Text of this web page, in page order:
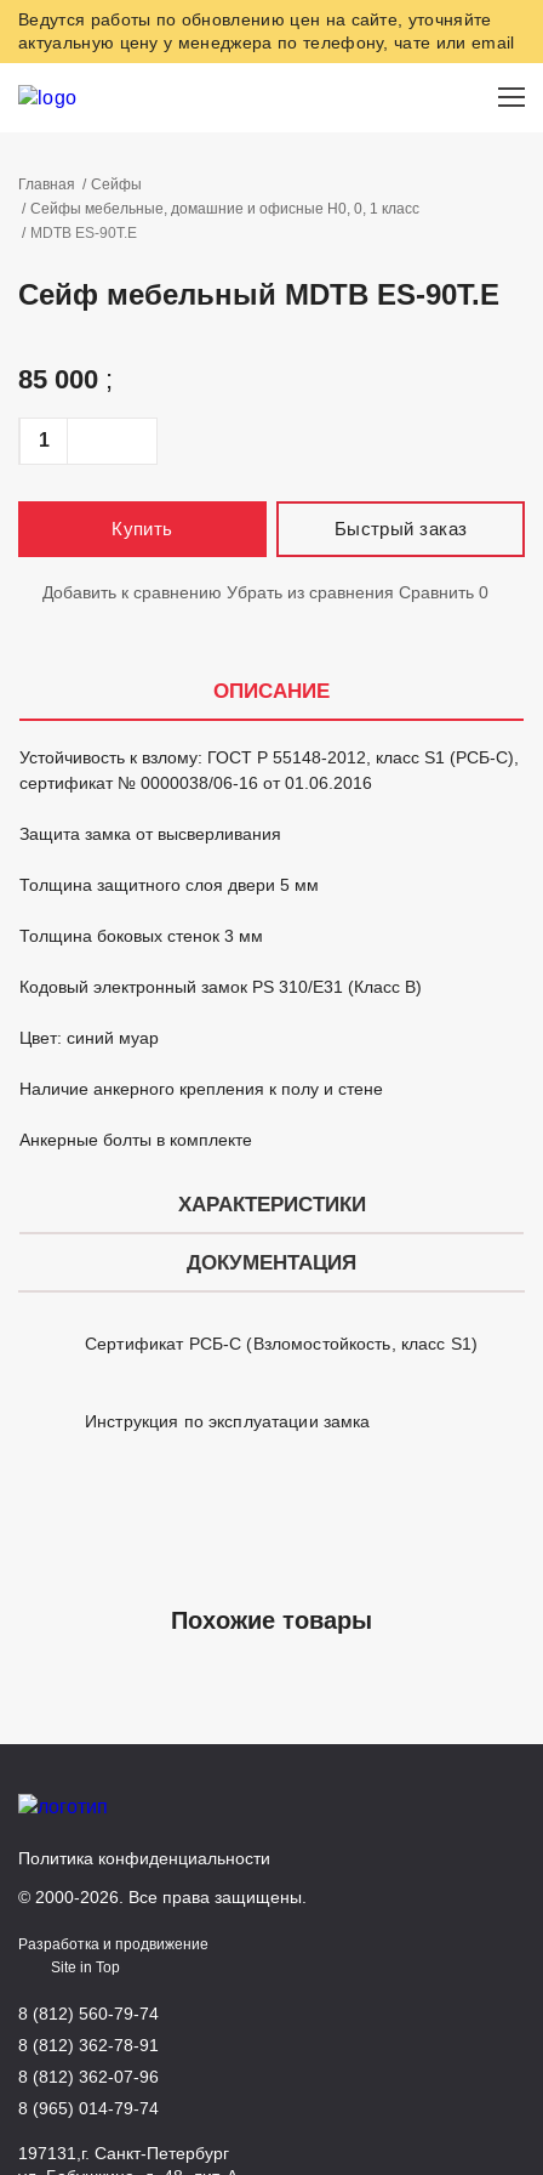
Ведутся работы по обновлению цен на сайте, уточняйте
актуальную цену у менеджера по телефону, чате или email
Главная
Сейфы
Сейфы мебельные, домашние и офисные Н0, 0, 1 класс
МDТВ ES-90T.E
Сейф мебельный MDTB ES-90Т.Е
85 000 ;
Купить Быстрый заказ
Добавить к сравнению Убрать из сравнения Сравнить 0
ОПИСАНИЕ
Устойчивость к взлому: ГОСТ Р 55148-2012, класс S1 (РСБ-С),
сертификат № 0000038/06-16 от 01.06.2016
Защита замка от высверливания
Толщина защитного слоя двери 5 мм
Толщина боковых стенок 3 мм
Кодовый электронный замок PS 310/Е31 (Класс В)
Цвет: синий муар
Наличие анкерного крепления к полу и стене
Анкерные болты в комплекте
ХАРАКТЕРИСТИКИ
ДОКУМЕНТАЦИЯ
Сертификат РСБ-С (Взломостойкость, класс S1)
Инструкция по эксплуатации замка
Похожие товары
8 (812) 560-79-74
8 (812) 362-78-91
8 (812) 362-07-96
8 (965) 014-79-74
197131,г. Санкт-Петербург
Политика конфиденциальности
© 2000-2026. Все права защищены.
Разработка и продвижение
Site in Top